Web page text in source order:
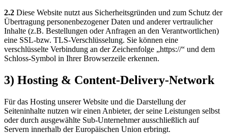
2.2 Diese Website nutzt aus Sicherheitsgründen und zum Schutz der
Übertragung personenbezogener Daten und anderer vertraulicher
Inhalte (z.B. Bestellungen oder Anfragen an den Verantwortlichen)
eine SSL-bzw. TLS-Verschlüsselung. Sie können eine
verschlüsselte Verbindung an der Zeichenfolge „https://“ und dem
Schloss-Symbol in Ihrer Browserzeile erkennen.
3) Hosting & Content-Delivery-Network
Für das Hosting unserer Website und die Darstellung der
Seiteninhalte nutzen wir einen Anbieter, der seine Leistungen selbst
oder durch ausgewählte Sub-Unternehmer ausschließlich auf
Servern innerhalb der Europäischen Union erbringt.